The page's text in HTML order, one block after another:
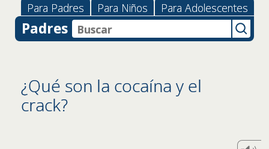
Para Padres Para Niños Para Adolescentes
Padres
¿Qué son la cocaína y el
crack?